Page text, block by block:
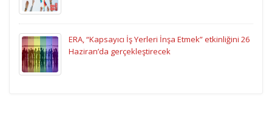
ERA, “Kapsayıcı İş Yerleri İnşa Etmek” etkinliğini 26
Haziran’da gerçekleştirecek